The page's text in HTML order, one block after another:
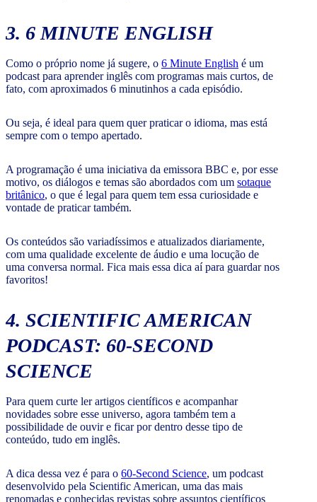
3. 6 MINUTE ENGLISH
Como o próprio nome já sugere, o 6 Minute English é um
podcast para aprender inglês com programas mais curtos, de
fato, com aproximados 6 minutinhos a cada episódio.
Ou seja, é ideal para quem quer praticar o idioma, mas está
sempre com o tempo apertado.
A programação é uma iniciativa da emissora BBC e, por esse
motivo, os diálogos e temas são abordados com um sotaque
britânico, o que é legal para quem tem essa curiosidade e
vontade de praticar também.
Os conteúdos são variadíssimos e atualizados diariamente,
com uma qualidade excelente de áudio e uma locução de
uma conversa normal. Fica mais essa dica aí para guardar nos
favoritos!
4. SCIENTIFIC AMERICAN
PODCAST: 60-SECOND
SCIENCE
Para quem curte ler artigos científicos e acompanhar
novidades sobre esse universo, agora também tem a
possibilidade de ouvir e ficar por dentro desse tipo de
conteúdo, tudo em inglês.
A dica dessa vez é para o 60-Second Science, um podcast
desenvolvido pela Scientific American, uma das mais
renomadas e conhecidas revistas sobre assuntos científicos